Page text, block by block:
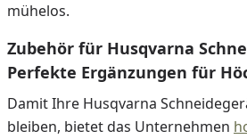
mühelos.
Zubehör für Husqvarna
Perfekte Ergänzungen für
Damit Ihre Husqvarna
bleiben, bietet das Unternehmen